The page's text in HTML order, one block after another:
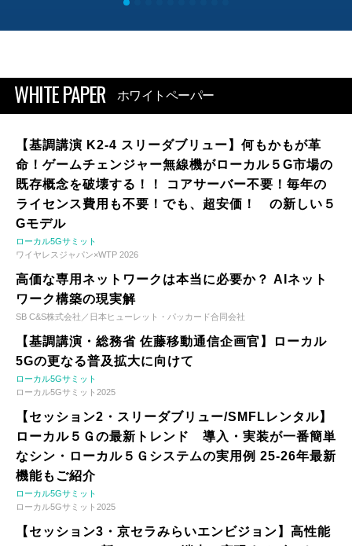
WHITE PAPER ホワイトペーパー
【基調講演 K2-4 スリーダブリュー】何もかもが革
命！ゲームチェンジャー無線機がローカル５G市場の
既存概念を破壊する！！ コアサーバー不要！毎年の
ライセンス費用も不要！でも、超安価！ の新しい５
Gモデル
ローカル5Gサミット
ワイヤレスジャパン×WTP 2026
高価な専用ネットワークは本当に必要か？ AIネット
ワーク構築の現実解
SB C&S株式会社／日本ヒューレット・パッカード合同会社
【基調講演・総務省 佐藤移動通信企画官】ローカル
5Gの更なる普及拡大に向けて
ローカル5Gサミット
ローカル5Gサミット2025
【セッション2・スリーダブリュー/SMFLレンタル】
ローカル５Ｇの最新トレンド 導入・実装が一番簡単
なシン・ローカル５Ｇシステムの実用例 25-26年最新
機能もご紹介
ローカル5Gサミット
ローカル5Gサミット2025
【セッション3・京セラみらいエンビジョン】高性能